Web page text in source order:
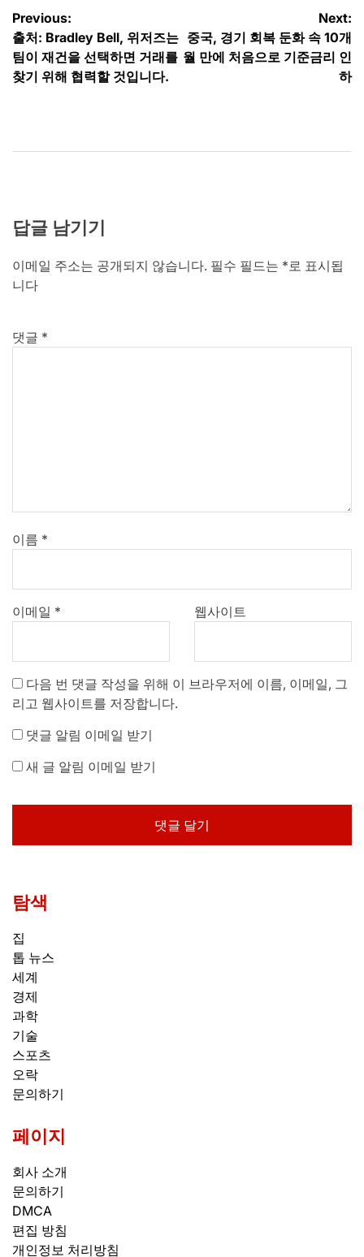
글
탐
색
Previous:
출처: Bradley Bell, 위저즈는
팀이 재건을 선택하면 거래를
찾기 위해 협력할 것입니다.
Next:
중국, 경기 회복 둔화 속 10개
월 만에 처음으로 기준금리 인
하
답글 남기기
이메일 주소는 공개되지 않습니다. 필수 필드는 *로 표시됩
니다
댓글 *
이름 *
이메일 * 웹사이트
다음 번 댓글 작성을 위해 이 브라우저에 이름, 이메일, 그
리고 웹사이트를 저장합니다.
댓글 알림 이메일 받기
새 글 알림 이메일 받기
탐색
집
톱 뉴스
세계
경제
과학
기술
스포츠
오락
문의하기
페이지
회사 소개
문의하기
DMCA
편집 방침
개인정보 처리방침